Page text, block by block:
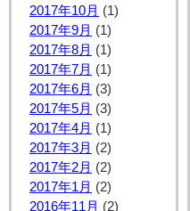
2017年10月 (1)
2017年9月 (1)
2017年8月 (1)
2017年7月 (1)
2017年6月 (3)
2017年5月 (3)
2017年4月 (1)
2017年3月 (2)
2017年2月 (2)
2017年1月 (2)
2016年11月 (2)